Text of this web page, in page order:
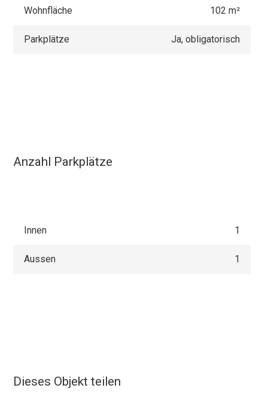
Wohnfläche 102 m²
Parkplätze Ja, obligatorisch
Anzahl Parkplätze
Innen 1
Aussen 1
Dieses Objekt teilen